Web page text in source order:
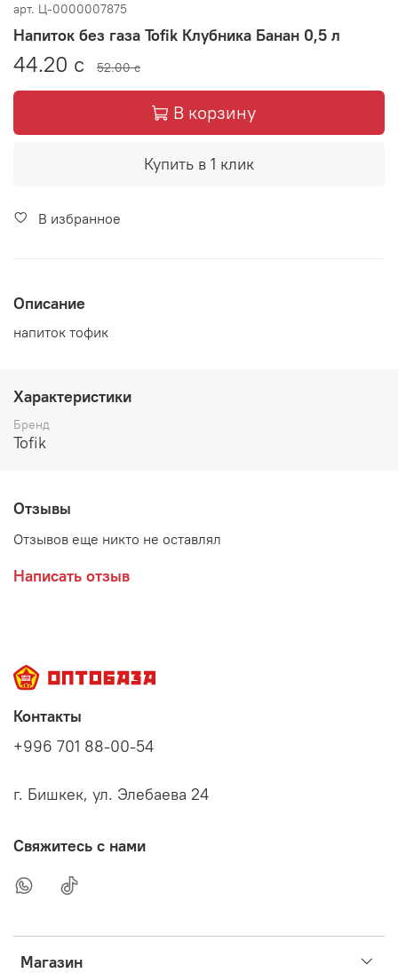
арт. Ц-0000007875
Напиток без газа Tofik Клубника Банан 0,5 л
44.20 с 52.00 с
В корзину
Купить в 1 клик
В избранное
Описание
напиток тофик
Характеристики
Бренд
Tofik
Отзывы
Отзывов еще никто не оставлял
Написать отзыв
Магазин
Контакты
+996 701 88-00-54
г. Бишкек, ул. Элебаева 24
Свяжитесь с нами